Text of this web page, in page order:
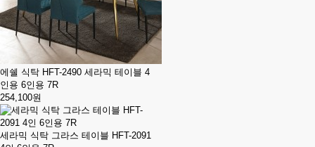
에쉘 식탁 HFT-2490 세라믹 테이블 4
인용 6인용 7R
254,100원
세라믹 식탁 그라스 테이블 HFT-2091